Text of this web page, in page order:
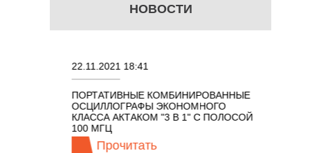
НОВОСТИ
22.11.2021 18:41
ПОРТАТИВНЫЕ КОМБИНИРОВАННЫЕ
ОСЦИЛЛОГРАФЫ ЭКОНОМНОГО
КЛАССА АКТАКОМ "3 В 1" С ПОЛОСОЙ
100 МГЦ
Прочитать